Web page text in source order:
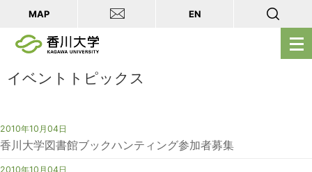
メ
ニ
MAP EN
イベントトピックス
2010年10月04日
香川大学図書館ブックハンティング参加者募集
2010年10月04日